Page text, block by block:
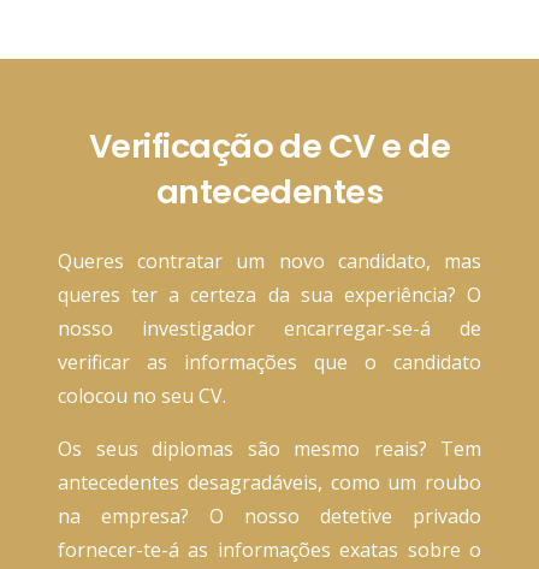
Verificação de CV e de
antecedentes
Queres contratar um novo candidato, mas
queres ter a certeza da sua experiência? O
nosso investigador encarregar-se-á de
verificar as informações que o candidato
colocou no seu CV.
Os seus diplomas são mesmo reais? Tem
antecedentes desagradáveis, como um roubo
na empresa? O nosso detetive privado
fornecer-te-á as informações exatas sobre o